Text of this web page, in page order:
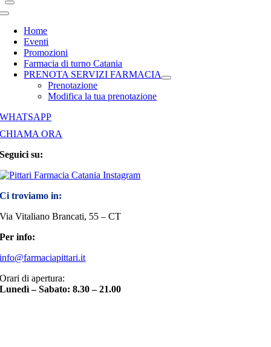
Toggle
NavigationHome
Eventi
Promozioni
Farmacia di turno Catania
PRENOTA SERVIZI FARMACIA
Prenotazione
Modifica la tua prenotazione
WHATSAPP
CHIAMA ORA
Seguici su:
Ci troviamo in:
Via Vitaliano Brancati, 55 – CT
Per info:
info@farmaciapittari.it
Orari di apertura:
Lunedì – Sabato: 8.30 – 21.00